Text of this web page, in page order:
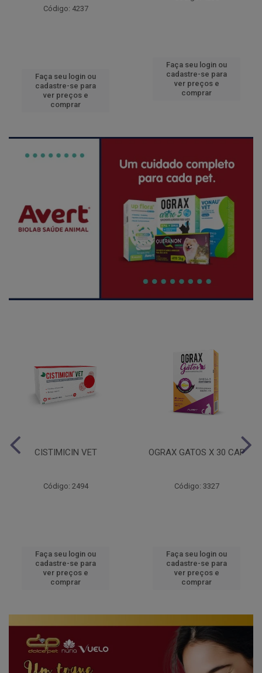
Código: 4237
Faça seu login ou
cadastre-se para
ver preços e
comprar
Faça seu login ou
cadastre-se para
ver preços e
comprar
CISTIMICIN VET
Código: 2494
Faça seu login ou
cadastre-se para
ver preços e
comprar
OGRAX GATOS X 30 CAP
Código: 3327
Faça seu login ou
cadastre-se para
ver preços e
comprar